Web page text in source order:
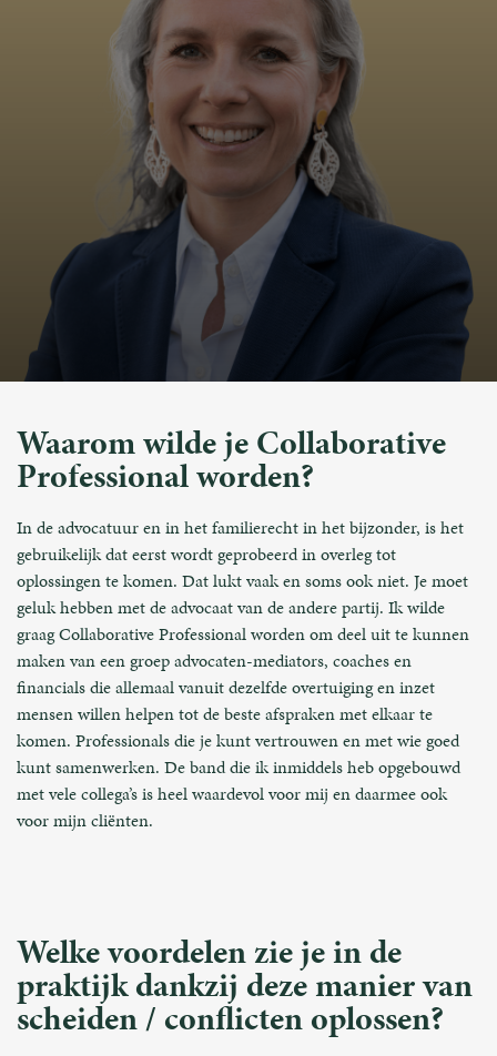
Waarom wilde je Collaborative
Professional worden?
In de advocatuur en in het familierecht in het bijzonder, is het
gebruikelijk dat eerst wordt geprobeerd in overleg tot
oplossingen te komen. Dat lukt vaak en soms ook niet. Je moet
geluk hebben met de advocaat van de andere partij. Ik wilde
graag Collaborative Professional worden om deel uit te kunnen
maken van een groep advocaten-mediators, coaches en
financials die allemaal vanuit dezelfde overtuiging en inzet
mensen willen helpen tot de beste afspraken met elkaar te
komen. Professionals die je kunt vertrouwen en met wie goed
kunt samenwerken. De band die ik inmiddels heb opgebouwd
met vele collega’s is heel waardevol voor mij en daarmee ook
voor mijn cliënten.
Welke voordelen zie je in de
praktijk dankzij deze manier van
scheiden / conflicten oplossen?